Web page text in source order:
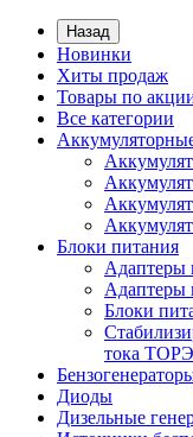
Назад
Новинки
Хиты продаж
Товары по
Все категории
Блоки питания
Адаптеры
Блоки
тока
Диоды
Дизельные